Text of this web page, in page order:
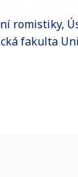
romistiky,
fakulta